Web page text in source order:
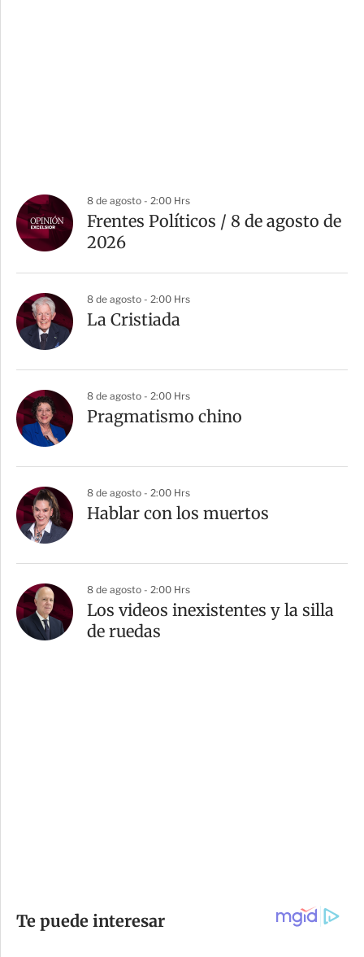
8 de agosto - 2:00 Hrs
Frentes Políticos / 8 de agosto de
2026
8 de agosto - 2:00 Hrs
La Cristiada
8 de agosto - 2:00 Hrs
Pragmatismo chino
8 de agosto - 2:00 Hrs
Hablar con los muertos
8 de agosto - 2:00 Hrs
Los videos inexistentes y la silla
de ruedas